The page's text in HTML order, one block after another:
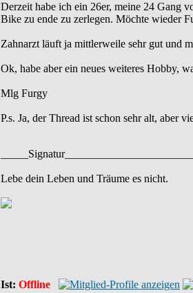
Derzeit habe ich ein 26er, meine 24 Gang
Bike zu ende zu zerlegen. Möchte wieder
Zahnarzt läuft ja mittlerweile sehr gut und
Ok, habe aber ein neues weiteres Hobby,
Mlg Furgy
P.s. Ja, der Thread ist schon sehr alt, aber
Lebe dein Leben und Träume es nicht.
Ist: Offline